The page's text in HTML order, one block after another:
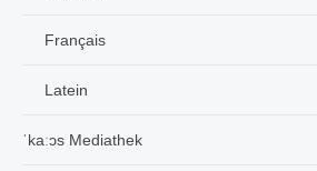
Français
Latein
ˈkaːɔs Mediathek